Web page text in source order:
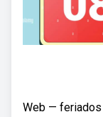
Web — feriados